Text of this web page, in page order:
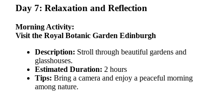
Day 7: Relaxation and Reflection
Morning Activity:
Visit the Royal Botanic Garden Edinburgh
Description: Stroll through beautiful gardens and
glasshouses.
Estimated Duration: 2 hours
Tips: Bring a camera and enjoy a peaceful morning
among nature.